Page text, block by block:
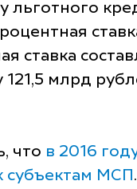
ставка
млрд
что в 2016
субъектам МСП.